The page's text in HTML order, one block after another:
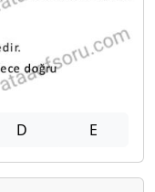
D E